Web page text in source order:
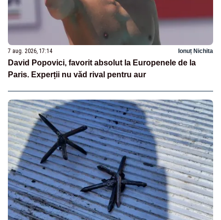
7 aug. 2026, 17:14 Ionuț Nichita
David Popovici, favorit absolut la Europenele de la
Paris. Experții nu văd rival pentru aur